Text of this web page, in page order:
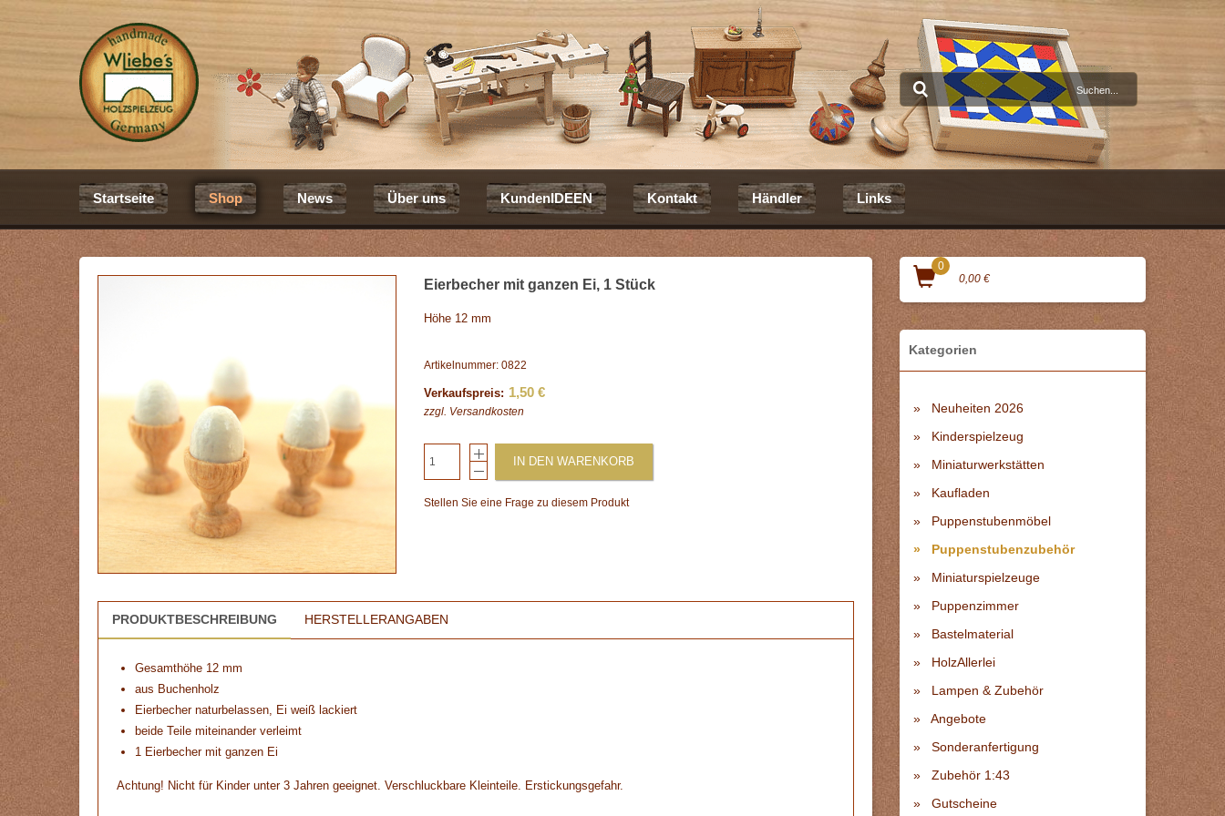
Startseite Shop News Über uns KundenIDEEN Kontakt Händler Links
Eierbecher mit ganzen Ei, 1 Stück
Höhe 12 mm
Artikelnummer: 0822
Verkaufspreis: 1,50 €
zzgl. Versandkosten
IN DEN WARENKORB
Stellen Sie eine Frage zu diesem Produkt
PRODUKTBESCHREIBUNG HERSTELLERANGABEN
Gesamthöhe 12 mm
aus Buchenholz
Eierbecher naturbelassen, Ei weiß lackiert
beide Teile miteinander verleimt
1 Eierbecher mit ganzen Ei
Achtung! Nicht für Kinder unter 3 Jahren geeignet. Verschluckbare Kleinteile. Erstickungsgefahr.
0
0,00 €
Kategorien
Neuheiten 2026
Kinderspielzeug
Miniaturwerkstätten
Kaufladen
Puppenstubenmöbel
Puppenstubenzubehör
Miniaturspielzeuge
Puppenzimmer
Bastelmaterial
HolzAllerlei
Lampen & Zubehör
Angebote
Sonderanfertigung
Zubehör 1:43
Gutscheine